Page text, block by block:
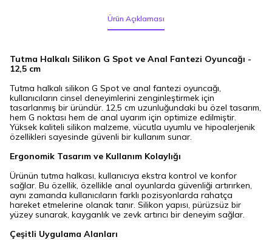
Ürün Açıklaması
Tutma Halkalı Silikon G Spot ve Anal Fantezi Oyuncağı -
12,5 cm
Tutma halkalı silikon G Spot ve anal fantezi oyuncağı,
kullanıcıların cinsel deneyimlerini zenginleştirmek için
tasarlanmış bir üründür. 12,5 cm uzunluğundaki bu özel tasarım,
hem G noktası hem de anal uyarım için optimize edilmiştir.
Yüksek kaliteli silikon malzeme, vücutla uyumlu ve hipoalerjenik
özellikleri sayesinde güvenli bir kullanım sunar.
Ergonomik Tasarım ve Kullanım Kolaylığı
Ürünün tutma halkası, kullanıcıya ekstra kontrol ve konfor
sağlar. Bu özellik, özellikle anal oyunlarda güvenliği artırırken,
aynı zamanda kullanıcıların farklı pozisyonlarda rahatça
hareket etmelerine olanak tanır. Silikon yapısı, pürüzsüz bir
yüzey sunarak, kayganlık ve zevk artırıcı bir deneyim sağlar.
Çeşitli Uygulama Alanları